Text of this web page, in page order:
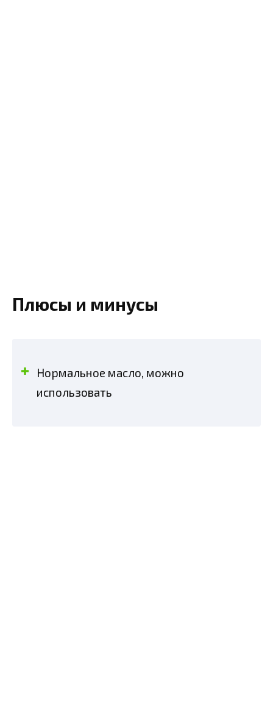
Плюсы и минусы
Нормальное масло, можно
использовать